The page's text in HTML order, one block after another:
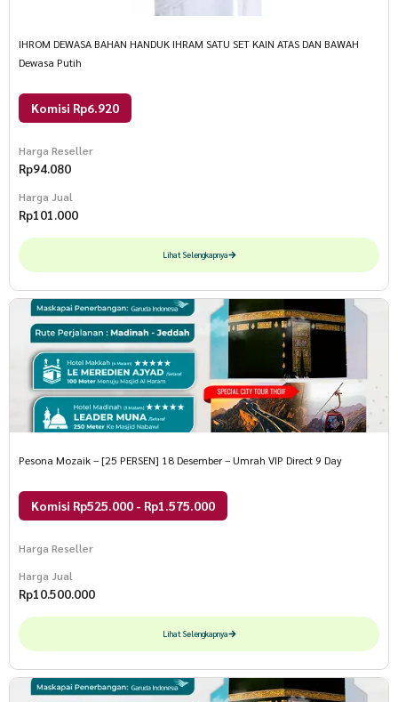
IHROM DEWASA BAHAN HANDUK IHRAM SATU SET KAIN ATAS DAN BAWAH
Dewasa Putih
Komisi Rp6.920
Harga Reseller
Rp94.080
Harga Jual
Rp101.000
Lihat Selengkapnya
Pesona Mozaik – [25 PERSEN] 18 Desember – Umrah VIP Direct 9 Day
Komisi Rp525.000 - Rp1.575.000
Harga Reseller
Harga Jual
Rp10.500.000
Lihat Selengkapnya